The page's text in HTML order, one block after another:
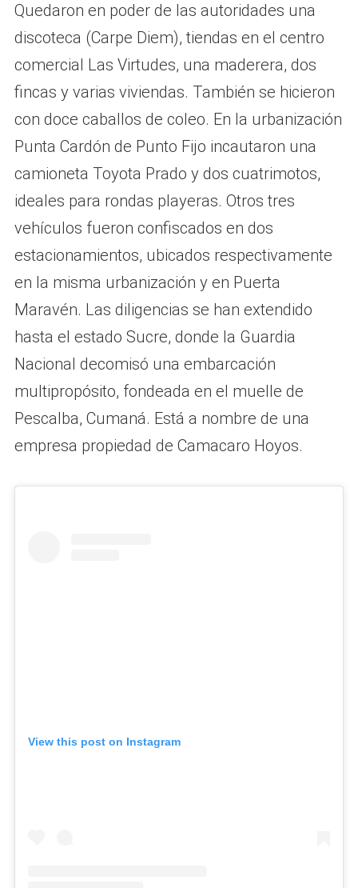
Quedaron en poder de las autoridades una
discoteca (Carpe Diem), tiendas en el centro
comercial Las Virtudes, una maderera, dos
fincas y varias viviendas. También se hicieron
con doce caballos de coleo. En la urbanización
Punta Cardón de Punto Fijo incautaron una
camioneta Toyota Prado y dos cuatrimotos,
ideales para rondas playeras. Otros tres
vehículos fueron confiscados en dos
estacionamientos, ubicados respectivamente
en la misma urbanización y en Puerta
Maravén. Las diligencias se han extendido
hasta el estado Sucre, donde la Guardia
Nacional decomisó una embarcación
multipropósito, fondeada en el muelle de
Pescalba, Cumaná. Está a nombre de una
empresa propiedad de Camacaro Hoyos.
View this post on Instagram